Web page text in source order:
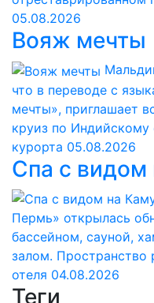
05.08.2026
Вояж мечты
что в переводе с
мечты», приглашает
круиз по Индийскому
курорта 05.08.2026
Спа с видом
Пермь» открылась
бассейном, сауной,
залом.
отеля 04.08.2026
Теги